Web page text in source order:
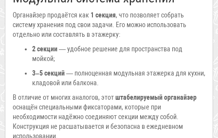
Органайзер продаётся как 1 секция, что позволяет собрать
систему хранения под свои задачи. Его можно использовать
отдельно или составлять в этажерку:
2 секции— удобное решение для пространства под
мойкой;
3–5 секций— полноценная модульная этажерка для кухни,
кладовой или балкона.
В отличие от многих аналогов, этотштабелируемый органайзер
оснащён специальными фиксаторами, которые при
необходимости надёжно соединяют секции между собой.
Конструкция не расшатывается и безопасна в ежедневном
использовании.